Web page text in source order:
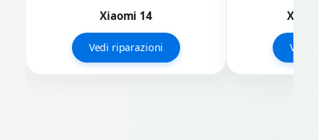
Xiaomi 14
Vedi riparazioni Vedi